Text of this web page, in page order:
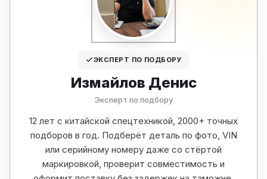
ЭКСПЕРТ ПО ПОДБОРУ
Измайлов Денис
Эксперт по подбору
12 лет с китайской спецтехникой, 2000+ точных
подборов в год. Подберёт деталь по фото, VIN
или серийному номеру даже со стёртой
маркировкой, проверит совместимость и